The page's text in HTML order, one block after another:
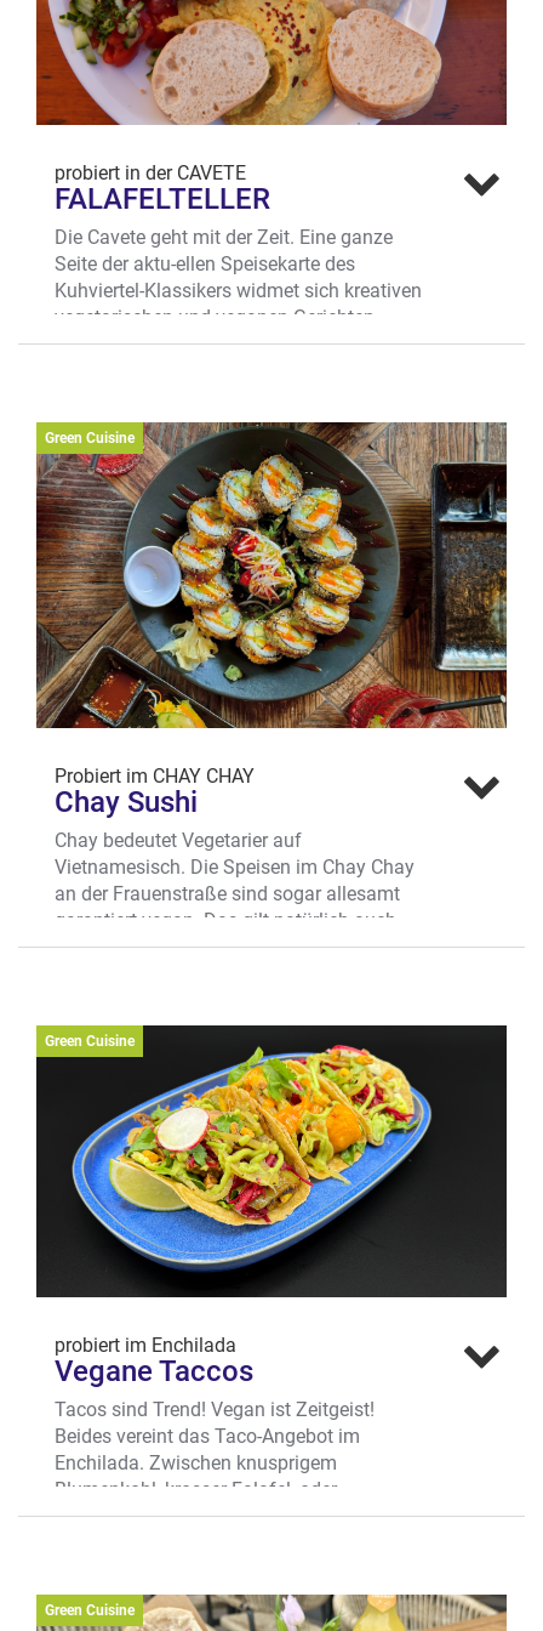
probiert in der CAVETE
FALAFELTELLER
Die Cavete geht mit der Zeit. Eine ganze
Seite der aktu-ellen Speisekarte des
Kuhviertel-Klassikers widmet sich kreativen
vegetarischen und veganen Gerichten.
Vom Gemüseschnitzel mit frischen
Gemüsepfanne mit gebratenen
Auberginen, Paprika, Kartoﬀeln und
Zucchini.Wo? Kreuzstr. 37-38, Kuhviertel
Green Cuisine
Probiert im CHAY CHAY
Chay Sushi
Chay bedeutet Vegetarier auf
Vietnamesisch. Die Speisen im Chay Chay
an der Frauenstraße sind sogar allesamt
garantiert vegan. Das gilt natürlich auch
für die beliebten Sushi Rolls. Probiertipp?
Gurke, Avocado, Salat, Tomatensalsa,
Guacamole, Chili-Mayo & Teriyaki-Sauce.
Wo? Frauenstraße 51, Univiertel /
Kuhviertel
Green Cuisine
probiert im Enchilada
Vegane Taccos
Tacos sind Trend! Vegan ist Zeitgeist!
Beides vereint das Taco-Angebot im
Enchilada. Zwischen knusprigem
Blumenkohl, krosser Falafel, oder
würzigem Chimichurri – mit Red Cabbage,
Wo? Arztkarrengasse 12 ,
Green Cuisine